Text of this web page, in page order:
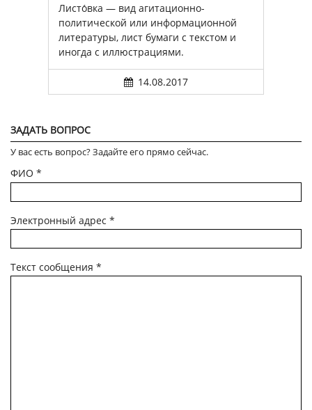
Листо́вка — вид агитационно-
политической или информационной
литературы, лист бумаги с текстом и
иногда с иллюстрациями.
14.08.2017
ЗАДАТЬ ВОПРОС
У вас есть вопрос? Задайте его прямо сейчас.
ФИО *
Электронный адрес *
Текст сообщения *